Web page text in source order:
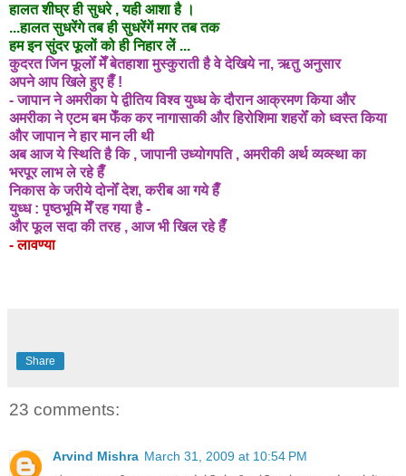
हालत शीघ्र ही सुधरे , यही आशा है ।
...हालत सुधरेंगे तब ही सुधरेंगें मगर तब तक
हम इन सुंदर फूलों को ही निहार लें ...
कुदरत जिन फूलोँ मेँ बेतहाशा मुस्कुराती है वे देखिये ना, ऋतु अनुसार
अपने आप खिले हुए हैँ !
- जापान ने अमरीका पे द्वीतिय विश्व युध्ध के दौरान आक्रमण किया और
अमरीका ने एटम बम फेँक कर नागासाकी और हिरोशिमा शहरोँ को ध्वस्त किया
और जापान ने हार मान ली थी
अब आज ये स्थिति है कि , जापानी उध्योगपति , अमरीकी अर्थ व्यव्स्था का
भरपूर लाभ ले रहे हैँ
निकास के जरीये दोनोँ देश, करीब आ गये हैँ
युध्ध : पृष्ठभूमि मेँ रह गया है -
और फूल सदा की तरह , आज भी खिल रहे हैँ
- लावण्या
Share
23 comments:
Arvind Mishra March 31, 2009 at 10:54 PM